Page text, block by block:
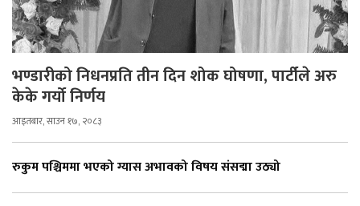
भण्डारीको निधनप्रति तीन दिन शोक घोषणा, पार्टीले अरु
केके गर्यो निर्णय
आइतबार, साउन १७, २०८३
रुकुम पश्चिममा भएको ग्यास अभावको विषय संसद्मा उठ्यो